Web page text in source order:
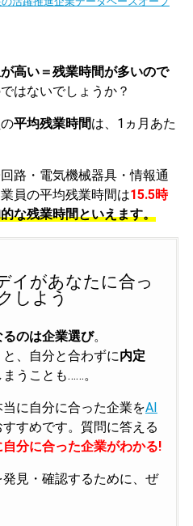
が高い＝残業時間が多いので
はないでしょうか？
平均残業時間は、1ヵ月あた
路・電気機械器具・情報通
員の平均残業時間は15.5時
な残業時間といえます。
イがあなたに合っ
しよう
るのは企業選び。
、自分と合わずに内定
うことも……。
に自分に合った企業をAI
すめです。質問に答える
分に合った企業がわかる!
見・確認するために、ぜ